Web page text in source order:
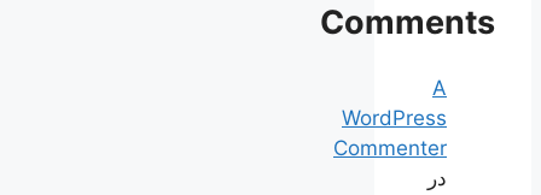
Comments
A
WordPress
Commenter
در